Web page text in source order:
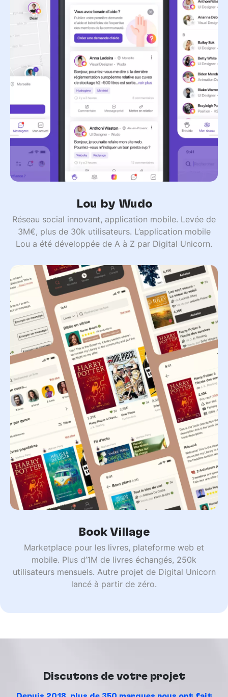
Lou by Wudo
Réseau social innovant, application mobile. Levée de
3M€, plus de 30k utilisateurs. L’application mobile
Lou a été développée de A à Z par Digital Unicorn.
Book Village
Marketplace pour les livres, plateforme web et
mobile. Plus d’1M de livres échangés, 250k
utilisateurs mensuels. Autre projet de Digital Unicorn
lancé à partir de zéro.
Discutons de votre projet